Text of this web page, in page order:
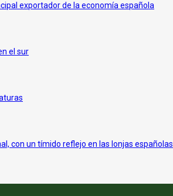
exportador de la economía española
el sur
con un tímido reflejo en las lonjas españolas